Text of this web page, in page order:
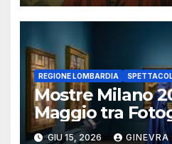
REGIONE LOMBARDIA
Mostre Milano
Maggio tra
e Installazioni
GIU 15, 2026 GINEVRA